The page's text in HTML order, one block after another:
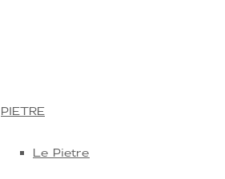
PIETRE
Le Pietre